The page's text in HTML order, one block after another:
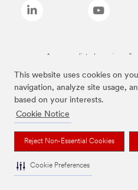
This website uses cookies on
navigation, analyze site usage,
based on your interests.
Cookie Notice
Reject Non-Essential Cookies
Cookie Preferences
As marcas listadas a cima